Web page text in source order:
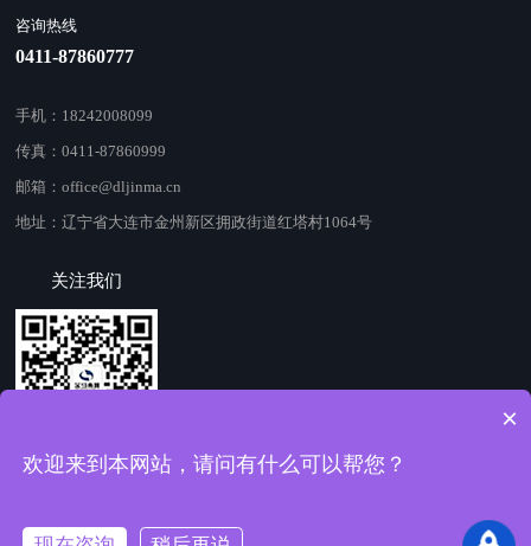
咨询热线
0411-87860777
手机：18242008099
传真：0411-87860999
邮箱：office@dljinma.cn
地址：辽宁省大连市金州新区拥政街道红塔村1064号
关注我们
关注公众号
×
欢迎来到本网站，请问有什么可以帮您？